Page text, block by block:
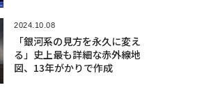
2024.10.08
「銀河系の見方を永久に変え
る」史上最も詳細な赤外線地
図、13年がかりで作成